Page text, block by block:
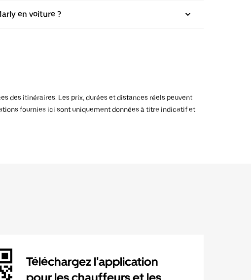
en voiture ?
des itinéraires. Les prix, durées et distances réels peuvent
fournies ici sont uniquement données à titre indicatif et
Téléchargez l'application